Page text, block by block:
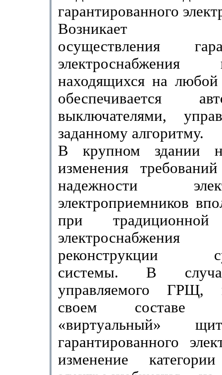
гарантированно­го
Возникает
осуществления
электроснабжения
находящихся на
обеспечивается
выключателями,
заданному алгоритму.
В крупном здании
изменения
надежно­сти
электроприемников
при традиционной
реконструкции
системы. В
управляемого ГРЩ,
своем составе
«виртуальный»
гарантированного
изменение